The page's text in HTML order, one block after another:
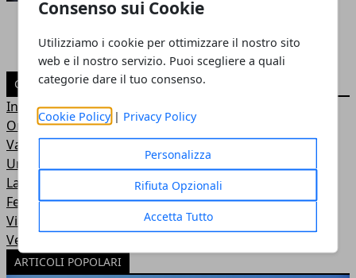
Consenso sui Cookie
Utilizziamo i cookie per ottimizzare il nostro sito
web e il nostro servizio. Puoi scegliere a quali
categorie dare il tuo consenso.
Cookie Policy | Privacy Policy
Personalizza
Rifiuta Opzionali
Accetta Tutto
CATEGORIE
In Città
Online
Varie
Uncategorized
Lavoro
Festività ed Eventi
Viaggi e Vacanze
Vendere
ARTICOLI POPOLARI